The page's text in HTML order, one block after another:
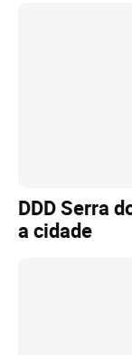
DDD Serra
a cidade